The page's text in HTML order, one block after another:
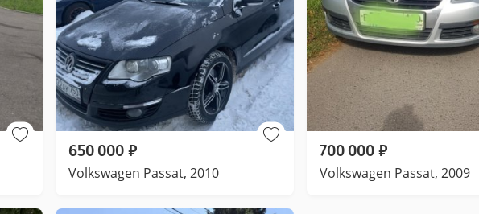
650 000 ₽
Volkswagen Passat, 2010
700 000 ₽
Volkswagen Passat, 2009